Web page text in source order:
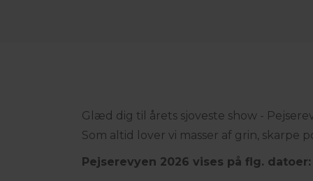
Glæd dig til årets sjoveste show -
Som altid lover vi masser af grin, skarpe
Pejserevyen 2026 vises på flg. datoer: